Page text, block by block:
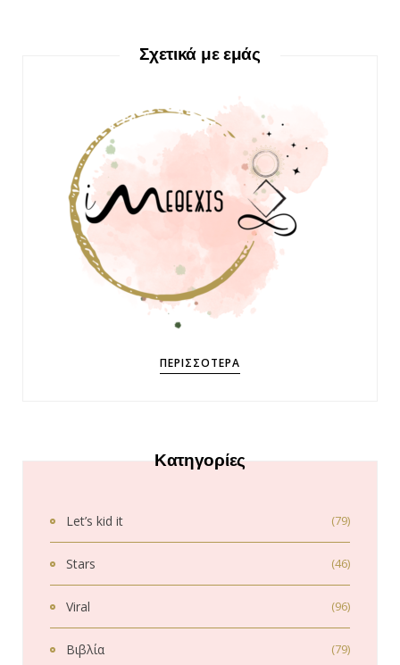
Σχετικά με εμάς
ΠΕΡΙΣΣΌΤΕΡΑ
Κατηγορίες
Let’s kid it (79)
Stars (46)
Viral (96)
Βιβλία (79)